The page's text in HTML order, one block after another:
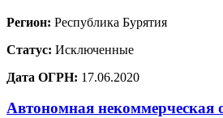
Регион: Республика Бурятия
Статус: Исключенные
Дата ОГРН: 17.06.2020
Автономная некоммерческая